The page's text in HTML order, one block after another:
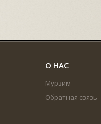
О НАС
Мурзим
Обратная связь